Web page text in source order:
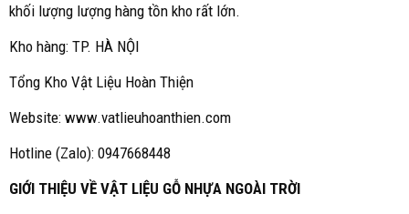
khối lượng lượng hàng tồn kho rất lớn.
Kho hàng: TP. HÀ NỘI
Tổng Kho Vật Liệu Hoàn Thiện
Website: www.vatlieuhoanthien.com
Hotline (Zalo): 0947668448
GIỚI THIỆU VỀ VẬT LIỆU GỖ NHỰA NGOÀI TRỜI